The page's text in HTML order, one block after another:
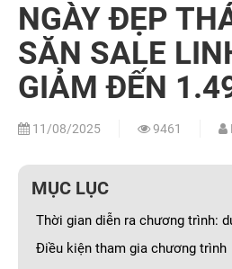
NGÀY ĐẸP
SĂN SALE
GIẢM ĐẾN
11/08/2025 9461
MỤC LỤC
Thời gian diễn ra chương trình:
Điều kiện tham gia chương trình